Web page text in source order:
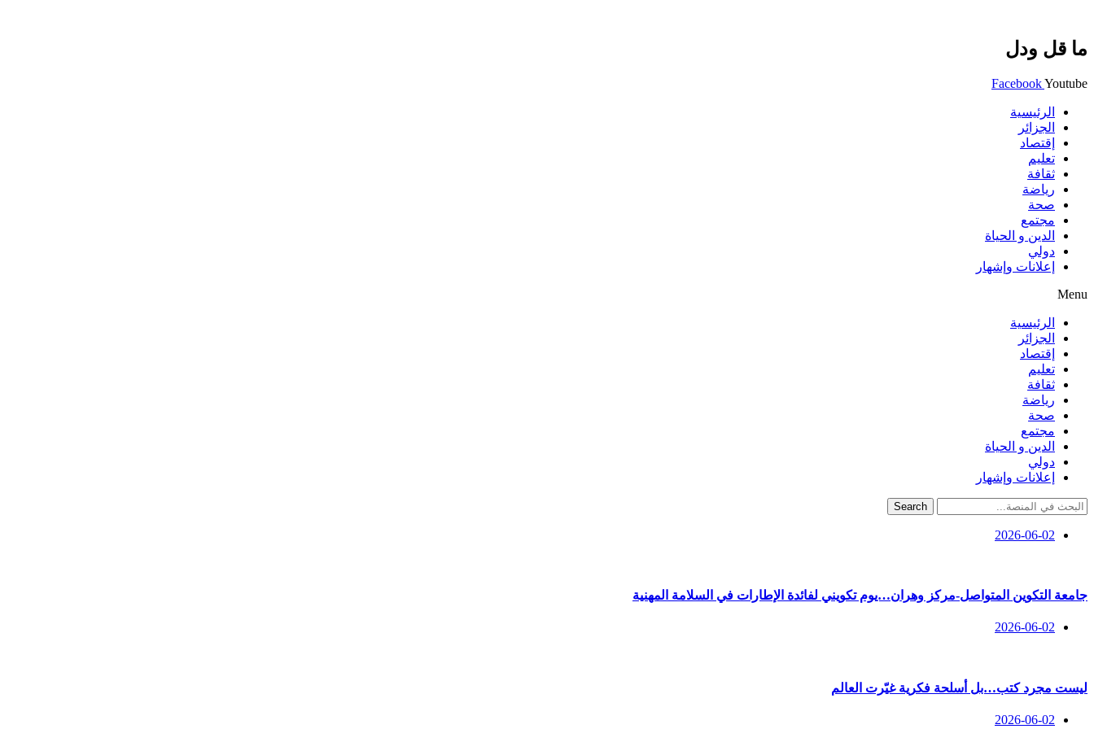
ما قل ودل
FacebookYoutube
الرئيسية
الجزائر
إقتصاد
تعليم
ثقافة
رياضة
صحة
مجتمع
الدين و الحياة
دولي
إعلانات وإشهار
Menu
الرئيسية
الجزائر
إقتصاد
تعليم
ثقافة
رياضة
صحة
مجتمع
الدين و الحياة
دولي
إعلانات وإشهار
Search
2026-06-02
جامعة التكوين المتواصل-مركز وهران…يوم تكويني لفائدة الإطارات في السلامة المهنية
2026-06-02
ليست مجرد كتب…بل أسلحة فكرية غيّرت العالم
2026-06-02